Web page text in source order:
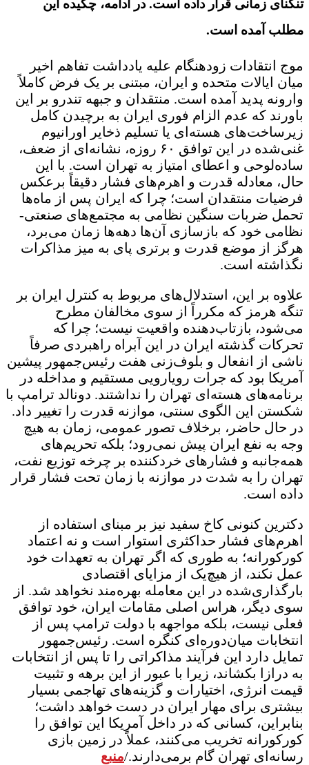
تنگنای زمانی قرار داده است. در ادامه، چکیده این
مطلب آمده است.
موج انتقادات زودهنگام علیه یادداشت تفاهم اخیر
میان ایالات متحده و ایران، مبتنی بر یک فرض کاملاً
وارونه پدید آمده است. منتقدان و جبهه تندرو بر این
باورند که عدم الزام فوری ایران به برچیدن کامل
زیرساخت‌های هسته‌ای یا تسلیم ذخایر اورانیوم
غنی‌شده در این توافق ۶۰ روزه، نشانه‌ای از ضعف،
ساده‌لوحی و اعطای امتیاز به تهران است. با این
حال، معادله قدرت و اهرم‌های فشار دقیقاً برعکس
فرضیات منتقدان است؛ چرا که ایران پس از ماه‌ها
تحمل ضربات سنگین نظامی به مجتمع‌های صنعتی-
نظامی خود که بازسازی آن‌ها دهه‌ها زمان می‌برد،
هرگز از موضع قدرت و برتری پای به میز مذاکرات
نگذاشته است.
علاوه بر این، استدلال‌های مربوط به کنترل ایران بر
تنگه هرمز که مکرراً از سوی مخالفان مطرح
می‌شود، بازتاب‌دهنده واقعیت نیست؛ چرا که
تحرکات گذشته ایران در این آبراه راهبردی صرفاً
ناشی از انفعال و بلوف‌زنی هفت رئیس‌جمهور پیشین
آمریکا بود که جرات رویارویی مستقیم و مداخله در
برنامه‌های هسته‌ای تهران را نداشتند. دونالد ترامپ با
شکستن این الگوی سنتی، موازنه قدرت را تغییر داد.
در حال حاضر، برخلاف تصور عمومی، زمان به هیچ
وجه به نفع ایران پیش نمی‌رود؛ بلکه تحریم‌های
همه‌جانبه و فشارهای خردکننده بر چرخه توزیع نفت،
تهران را به شدت در موازنه با زمان تحت فشار قرار
داده است.
دکترین کنونی کاخ سفید نیز بر مبنای استفاده از
اهرم‌های فشار حداکثری استوار است و نه اعتماد
کورکورانه؛ به طوری که اگر تهران به تعهدات خود
عمل نکند، از هیچ‌یک از مزایای اقتصادی
بارگذاری‌شده در این معامله بهره‌مند نخواهد شد. از
سوی دیگر، هراس اصلی مقامات ایران، خود توافق
فعلی نیست، بلکه مواجهه با دولت ترامپ پس از
انتخابات میان‌دوره‌ای کنگره است. رئیس‌جمهور
تمایل دارد این فرآیند مذاکراتی را تا پس از انتخابات
به درازا بکشاند، زیرا با عبور از این برهه و تثبیت
قیمت انرژی، اختیارات و گزینه‌های تهاجمی بسیار
بیشتری برای مهار ایران در دست خواهد داشت؛
بنابراین، کسانی که در داخل آمریکا این توافق را
کورکورانه تخریب می‌کنند، عملاً در زمین بازی
رسانه‌ای تهران گام برمی‌دارند./منبع